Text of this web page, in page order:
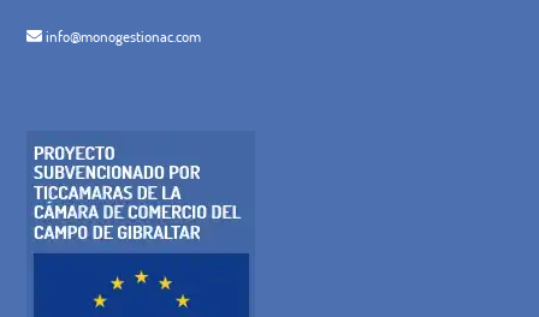
info@monogestionac.com